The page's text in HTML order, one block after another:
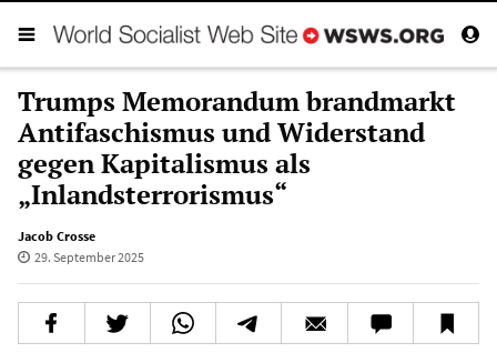
Trumps Memorandum brandmarkt
Antifaschismus und Widerstand
gegen Kapitalismus als
„Inlandsterrorismus“
Jacob Crosse
29. September 2025